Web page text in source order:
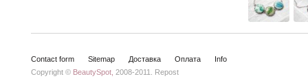
Contact form Sitemap Доставка Оплата
Info
Copyright © BeautySpot, 2008-2011. Repost